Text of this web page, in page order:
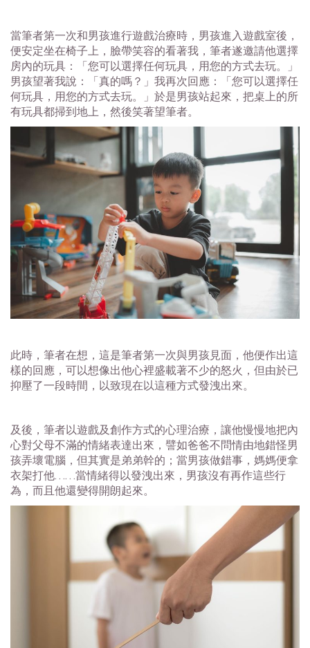
當筆者第一次和男孩進行遊戲治療時，男孩進入遊戲室後，
便安定坐在椅子上，臉帶笑容的看著我，筆者遂邀請他選擇
房內的玩具：「您可以選擇任何玩具，用您的方式去玩。」
男孩望著我說：「真的嗎？」我再次回應：「您可以選擇任
何玩具，用您的方式去玩。」於是男孩站起來，把桌上的所
有玩具都掃到地上，然後笑著望筆者。
此時，筆者在想，這是筆者第一次與男孩見面，他便作出這
樣的回應，可以想像出他心裡盛載著不少的怒火，但由於已
抑壓了一段時間，以致現在以這種方式發洩出來。
及後，筆者以遊戲及創作方式的心理治療，讓他慢慢地把內
心對父母不滿的情緒表達出來，譬如爸爸不問情由地錯怪男
孩弄壞電腦，但其實是弟弟幹的；當男孩做錯事，媽媽便拿
衣架打他……當情緒得以發洩出來，男孩沒有再作這些行
為，而且他還變得開朗起來。